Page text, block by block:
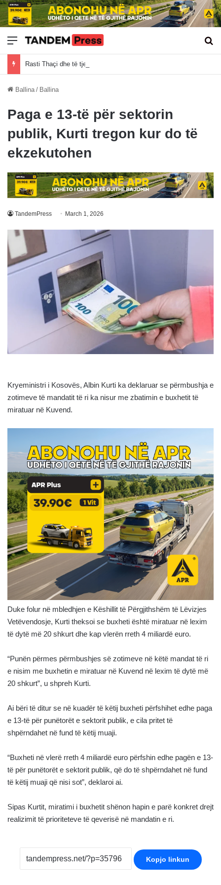
Meny
Ballina / Ballina
Paga e 13-të për sektorin
publik, Kurti tregon kur do të
ekzekutohen
TandemPress March 1, 2026
Kryeministri i Kosovës, Albin Kurti ka deklaruar se përmbushja e
zotimeve të mandatit të ri ka nisur me zbatimin e buxhetit të
miratuar në Kuvend.
Duke folur në mbledhjen e Këshillit të Përgjithshëm të Lëvizjes
Vetëvendosje, Kurti theksoi se buxheti është miratuar në lexim
të dytë më 20 shkurt dhe kap vlerën rreth 4 miliardë euro.
“Punën përmes përmbushjes së zotimeve në këtë mandat të ri
e nisim me buxhetin e miratuar në Kuvend në lexim të dytë më
20 shkurt”, u shpreh Kurti.
Ai bëri të ditur se në kuadër të këtij buxheti përfshihet edhe paga
e 13-të për punëtorët e sektorit publik, e cila pritet të
shpërndahet në fund të këtij muaji.
“Buxheti në vlerë rreth 4 miliardë euro përfshin edhe pagën e 13-
të për punëtorët e sektorit publik, që do të shpërndahet në fund
të këtij muaji që nisi sot”, deklaroi ai.
Sipas Kurtit, miratimi i buxhetit shënon hapin e parë konkret drejt
realizimit të prioriteteve të qeverisë në mandatin e ri.
Kopjo linkun